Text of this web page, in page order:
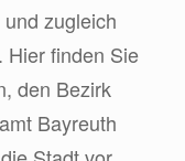
zugleich
Hier finden Sie
den Bezirk
Bayreuth